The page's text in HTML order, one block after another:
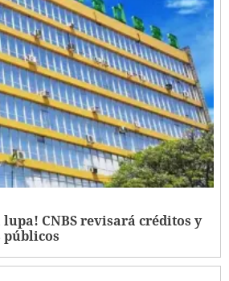
lupa! CNBS revisará créditos y
públicos